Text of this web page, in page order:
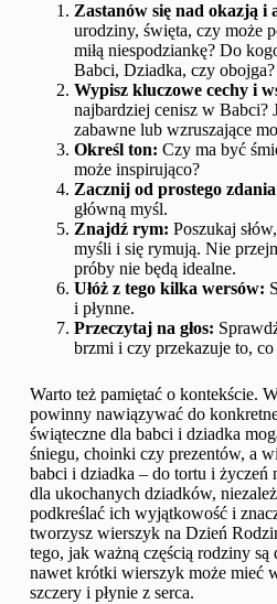
Zastanów się nad okazją i
urodziny, święta, czy może
miłą niespodziankę? Do
Babci, Dziadka, czy obojga?
Wypisz kluczowe cechy i
najbardziej cenisz w Babci?
zabawne lub wzruszające
Określ ton: Czy ma być
może inspirująco?
Zacznij od prostego
główną myśl.
Znajdź rym: Poszukaj
myśli i się rymują. Nie
próby nie będą idealne.
Ułóż z tego kilka wersów:
i płynne.
Przeczytaj na głos:
brzmi i czy przekazuje to, co
Warto też pamiętać o kontekście.
powinny nawiązywać do
świąteczne dla babci i dziadka
śniegu, choinki czy prezentów, a
babci i dziadka – do tortu i życzeń
dla ukochanych dziadków,
podkreślać ich wyjątkowość i
tworzysz wierszyk na Dzień
tego, jak ważną częścią rodziny
nawet krótki wierszyk może mieć
szczery i płynie z serca.